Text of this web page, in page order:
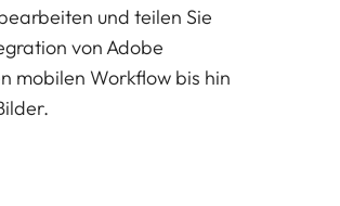
und teilen Sie
von Adobe
mobilen Workflow bis hin